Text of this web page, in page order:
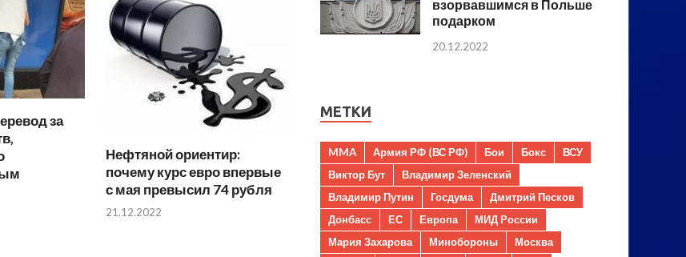
за
Нефтяной ориентир:
почему курс евро впервые
с мая превысил 74 рубля
21.12.2022
взорвавшимся в Польше
подарком
20.12.2022
МЕТКИ
MMA Армия РФ (ВС РФ) Бои Бокс
ВСУ
Виктор Бут
Владимир Зеленский
Владимир Путин
Госдума
Дмитрий Песков
Донбасс
ЕС Европа
МИД России
Мария Захарова
Минобороны
Москва